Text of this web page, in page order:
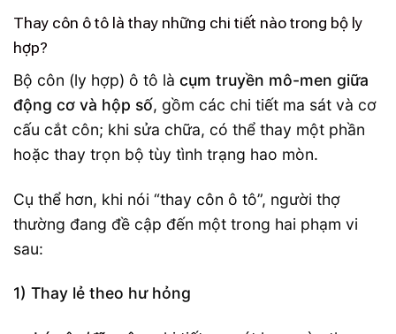
Thay côn ô tô là thay những chi tiết nào trong bộ ly
hợp?
Bộ côn (ly hợp) ô tô là cụm truyền mô-men giữa
động cơ và hộp số, gồm các chi tiết ma sát và cơ
cấu cắt côn; khi sửa chữa, có thể thay một phần
hoặc thay trọn bộ tùy tình trạng hao mòn.
Cụ thể hơn, khi nói “thay côn ô tô”, người thợ
thường đang đề cập đến một trong hai phạm vi
sau:
1) Thay lẻ theo hư hỏng